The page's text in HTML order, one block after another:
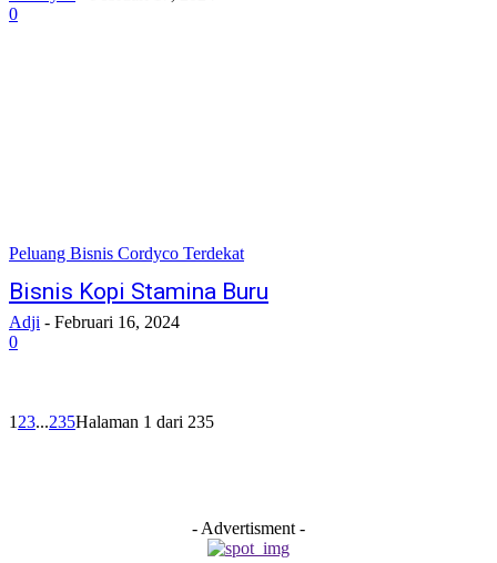
0
Peluang Bisnis Cordyco Terdekat
Bisnis Kopi Stamina Buru
Adji - Februari 16, 2024
0
1 23...235Halaman 1 dari 235
- Advertisment -